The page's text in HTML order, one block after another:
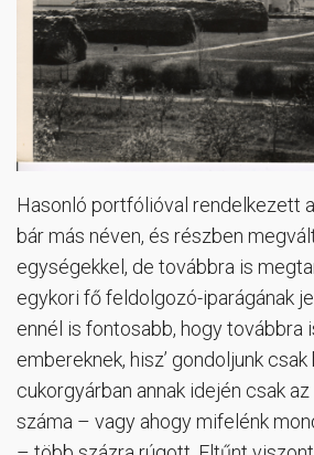
Hasonló portfólióval rendelkezett
bár más néven, és részben
egységekkel, de továbbra is
egykori fő feldolgozó-iparágának
ennél is fontosabb, hogy továbbra
embereknek, hisz’ gondoljunk csak
cukorgyárban annak idején csak
száma – vagy ahogy mifelénk